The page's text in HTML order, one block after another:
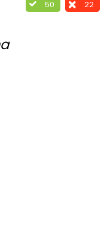
50 22